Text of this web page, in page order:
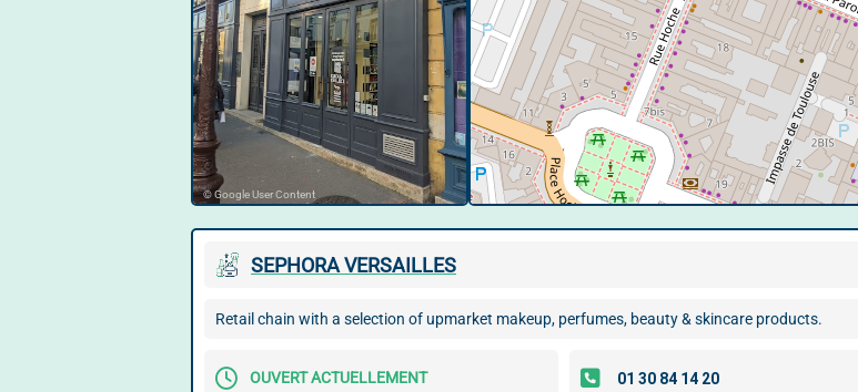
© Google User Content
SEPHORA VERSAILLES
Retail chain with a selection of upmarket makeup, perfumes, beauty & skincare products.
OUVERT ACTUELLEMENT